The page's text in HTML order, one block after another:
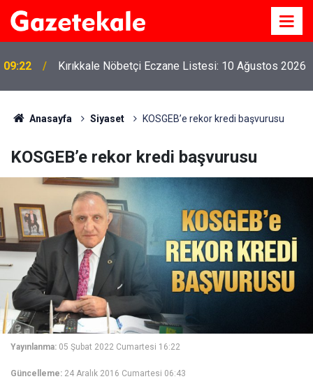
09:22 Kırıkkale Nöbetçi Eczane Listesi: 10 Ağustos 2026
Anasayfa Siyaset KOSGEB’e rekor kredi başvurusu
KOSGEB’e rekor kredi başvurusu
Yayınlanma: 05 Şubat 2022 Cumartesi 16:22
Güncelleme: 24 Aralık 2016 Cumartesi 06:43